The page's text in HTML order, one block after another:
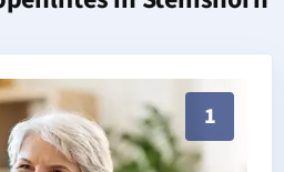
1
Beratung in Stemshorn